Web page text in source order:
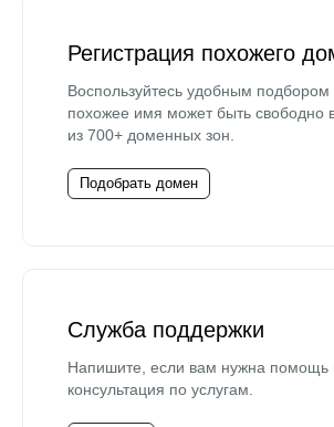
Регистрация похожего
Воспользуйтесь удобным
похожее имя может быть свободно
из 700+ доменных зон.
Подобрать домен
Служба поддержки
Напишите, если вам нужна помощь
консультация по услугам.